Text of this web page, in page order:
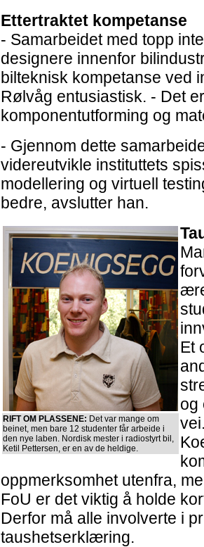
Ettertraktet kompetanse
- Samarbeidet med topp
designere innenfor
bilteknisk kompetanse ved
Rølvåg entusiastisk. - Det
komponentutforming og
- Gjennom dette
videreutvikle instituttets
modellering og virtuell
bedre, avslutter han.
RIFT OM PLASSENE: Det var mange om
beinet, men bare 12 studenter får arbeide i
den nye laben. Nordisk mester i radiostyrt bil,
Ketil Pettersen, er en av de heldige.
Et
og
oppmerksomhet utenfra,
FoU er det viktig å holde
Derfor må alle involverte i
taushetserklæring.